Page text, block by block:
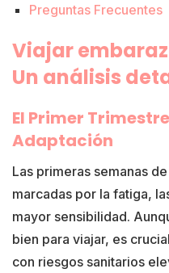
Preguntas Frecuentes
Viajar
Un análisis
El Primer
Adaptación
Las primeras semanas
marcadas por la fatiga,
mayor sensibilidad.
bien para viajar, es
con riesgos sanitarios